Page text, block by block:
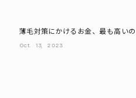
薄毛対策にかけるお金、最も高い
平均いくら?
Oct. 13, 2023